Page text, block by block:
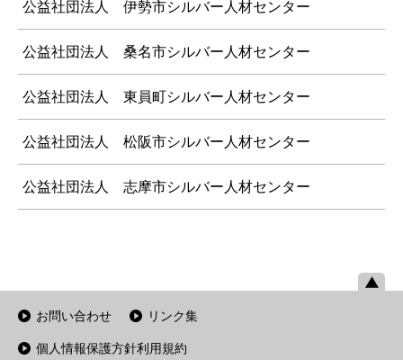
公益社団法人 伊勢市シルバー人材センター
公益社団法人 桑名市シルバー人材センター
公益社団法人 東員町シルバー人材センター
公益社団法人 松阪市シルバー人材センター
公益社団法人 志摩市シルバー人材センター
お問い合わせ リンク集
個人情報保護方針利用規約